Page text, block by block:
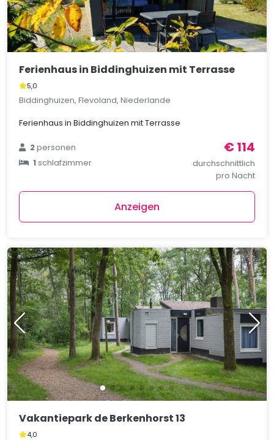
Ferienhaus in Biddinghuizen mit Terrasse
5,0
Biddinghuizen, Flevoland, Niederlande
Ferienhaus in Biddinghuizen mit Terrasse
2personen
1schlafzimmer
€ 114
durchschnittlich
pro Nacht
Anzeigen
Vakantiepark de Berkenhorst 13
4,0